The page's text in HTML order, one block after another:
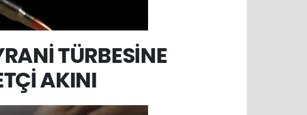
TÜRBESİNE
AKINI